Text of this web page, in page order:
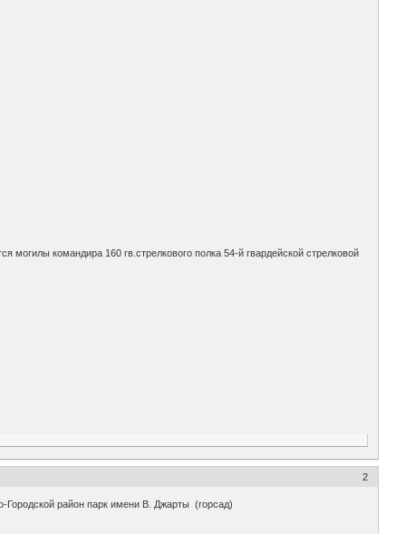
командира 160 гв.стрелкового полка 54-й гвардейской стрелковой
2
Городской район парк имени В. Джарты (горсад)